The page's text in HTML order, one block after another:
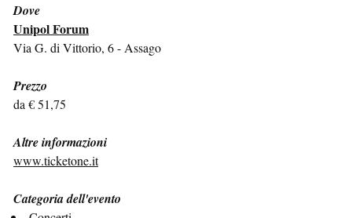
Dove
Unipol Forum
Via G. di Vittorio, 6 - Assago
Prezzo
da € 51,75
Altre informazioni
www.ticketone.it
Categoria dell'evento